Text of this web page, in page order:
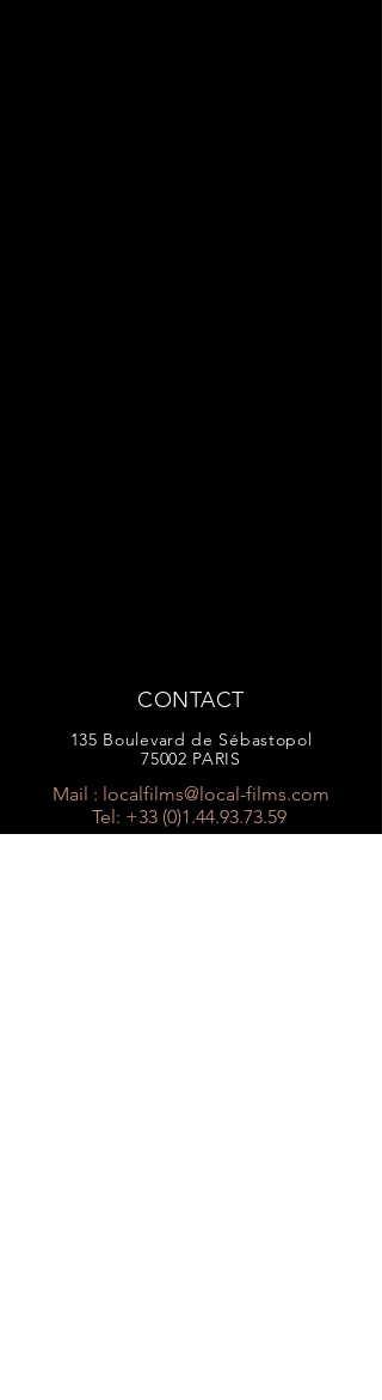
CONTACT
135 Boulevard de Sébastopol
75002 PARIS
Mail : localfilms@local-films.com
Tel: +33 (0)1.44.93.73.59